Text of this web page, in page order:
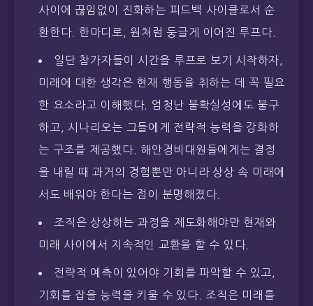
사이에 끊임없이 진화하는 피드백 사이클로서 순
환한다. 한마디로, 원처럼 둥글게 이어진 루프다.
일단 참가자들이 시간을 루프로 보기 시작하자,
미래에 대한 생각은 현재 행동을 취하는 데 꼭 필요
한 요소라고 이해했다. 엄청난 불확실성에도 불구
하고, 시나리오는 그들에게 전략적 능력을 강화하
는 구조를 제공했다. 해안경비대원들에게는 결정
을 내릴 때 과거의 경험뿐만 아니라 상상 속 미래에
서도 배워야 한다는 점이 분명해졌다.
조직은 상상하는 과정을 제도화해야만 현재와
미래 사이에서 지속적인 교환을 할 수 있다.
전략적 예측이 있어야 기회를 파악할 수 있고,
기회를 잡을 능력을 키울 수 있다. 조직은 미래를